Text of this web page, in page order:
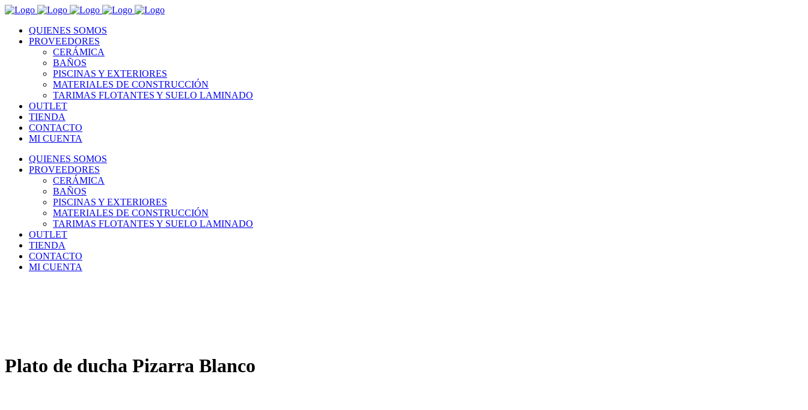
QUIENES SOMOS
PROVEEDORES
CERÁMICA
BAÑOS
PISCINAS Y EXTERIORES
MATERIALES DE CONSTRUCCIÓN
TARIMAS FLOTANTES Y SUELO LAMINADO
OUTLET
TIENDA
CONTACTO
MI CUENTA
QUIENES SOMOS
PROVEEDORES
CERÁMICA
BAÑOS
PISCINAS Y EXTERIORES
MATERIALES DE CONSTRUCCIÓN
TARIMAS FLOTANTES Y SUELO LAMINADO
OUTLET
TIENDA
CONTACTO
MI CUENTA
Plato de ducha Pizarra Blanco